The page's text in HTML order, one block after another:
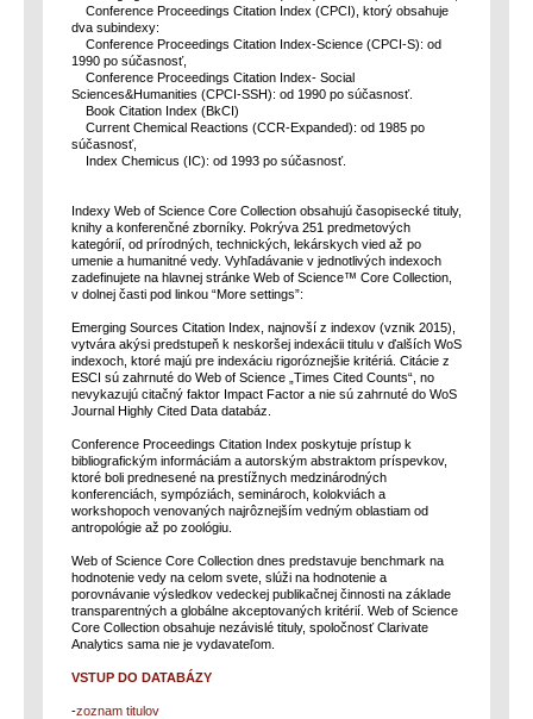
Conference Proceedings Citation Index (CPCI), ktorý obsahuje
dva subindexy:
Conference Proceedings Citation Index-Science (CPCI-S): od
1990 po súčasnosť,
Conference Proceedings Citation Index- Social
Sciences&Humanities (CPCI-SSH): od 1990 po súčasnosť.
Book Citation Index (BkCI)
Current Chemical Reactions (CCR-Expanded): od 1985 po
súčasnosť,
Index Chemicus (IC): od 1993 po súčasnosť.
Indexy Web of Science Core Collection obsahujú časopisecké tituly,
knihy a konferenčné zborníky. Pokrýva 251 predmetových
kategórií, od prírodných, technických, lekárskych vied až po
umenie a humanitné vedy. Vyhľadávanie v jednotlivých indexoch
zadefinujete na hlavnej stránke Web of Science™ Core Collection,
v dolnej časti pod linkou “More settings”:
Emerging Sources Citation Index, najnovší z indexov (vznik 2015),
vytvára akýsi predstupeň k neskoršej indexácii titulu v ďalších WoS
indexoch, ktoré majú pre indexáciu rigoróznejšie kritériá. Citácie z
ESCI sú zahrnuté do Web of Science „Times Cited Counts“, no
nevykazujú citačný faktor Impact Factor a nie sú zahrnuté do WoS
Journal Highly Cited Data databáz.
Conference Proceedings Citation Index poskytuje prístup k
bibliografickým informáciám a autorským abstraktom príspevkov,
ktoré boli prednesené na prestížnych medzinárodných
konferenciách, sympóziách, seminároch, kolokviách a
workshopoch venovaných najrôznejším vedným oblastiam od
antropológie až po zoológiu.
Web of Science Core Collection dnes predstavuje benchmark na
hodnotenie vedy na celom svete, slúži na hodnotenie a
porovnávanie výsledkov vedeckej publikačnej činnosti na základe
transparentných a globálne akceptovaných kritérií. Web of Science
Core Collection obsahuje nezávislé tituly, spoločnosť Clarivate
Analytics sama nie je vydavateľom.
VSTUP DO DATABÁZY
-zoznam titulov